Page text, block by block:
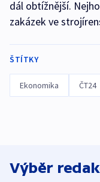
dál obtížnější.
zakázek ve
ŠTÍTKY
Ekonomika ČT24
Výběr